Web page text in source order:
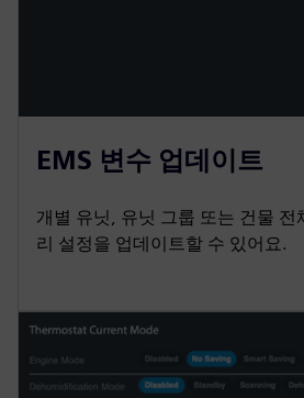
EMS 변수 업데이트
개별 유닛, 유닛 그룹 또는 건물 전
리 설정을 업데이트할 수 있어요.